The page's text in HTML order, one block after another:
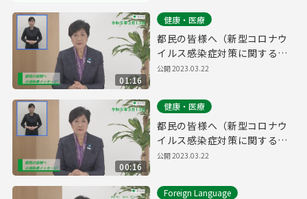
01:16
健康・医療
都民の皆様へ（新型コロナウ
イルス感染症対策に関する知
事メッセージ 手話付き 令和5
公開 2023.03.22
00:16
健康・医療
都民の皆様へ（新型コロナウ
イルス感染症対策に関する知
事メッセージ 15秒手話付き
公開 2023.03.22
Foreign Language